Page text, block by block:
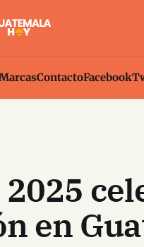
ContactoFacebook
en